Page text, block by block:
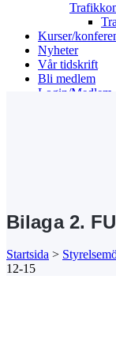
Kurser/
Nyheter
Vår tidskrift
Bli medlem
Login/Medlem
Bilaga 2.
Startsida >
12-15